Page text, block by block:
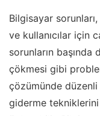
Bilgisayar
ve kullanıcılar için
sorunların başında
çökmesi gibi
çözümünde
giderme